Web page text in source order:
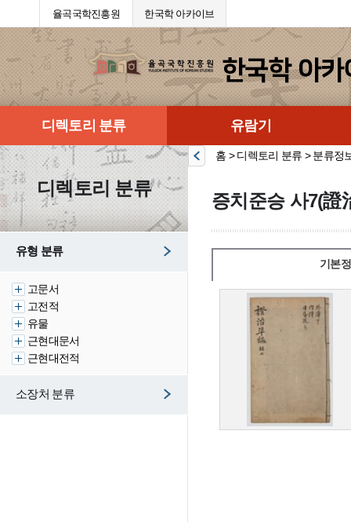
율곡국학진흥원 한국학 아카이브
디렉토리 분류 유람기
디렉토리 분류
유형 분류
고문서
고전적
유물
근현대문서
근현대전적
소장처 분류
홈 > 디렉토리 분류 > 분류정
증치준승 사7(證
기본